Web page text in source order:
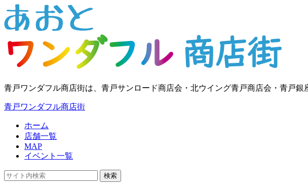
青戸ワンダフル商店街は、青戸サンロード商店会・北ウイング青戸商店会・青戸
青戸ワンダフル商店街
ホーム
店舗一覧
MAP
イベント一覧
検索